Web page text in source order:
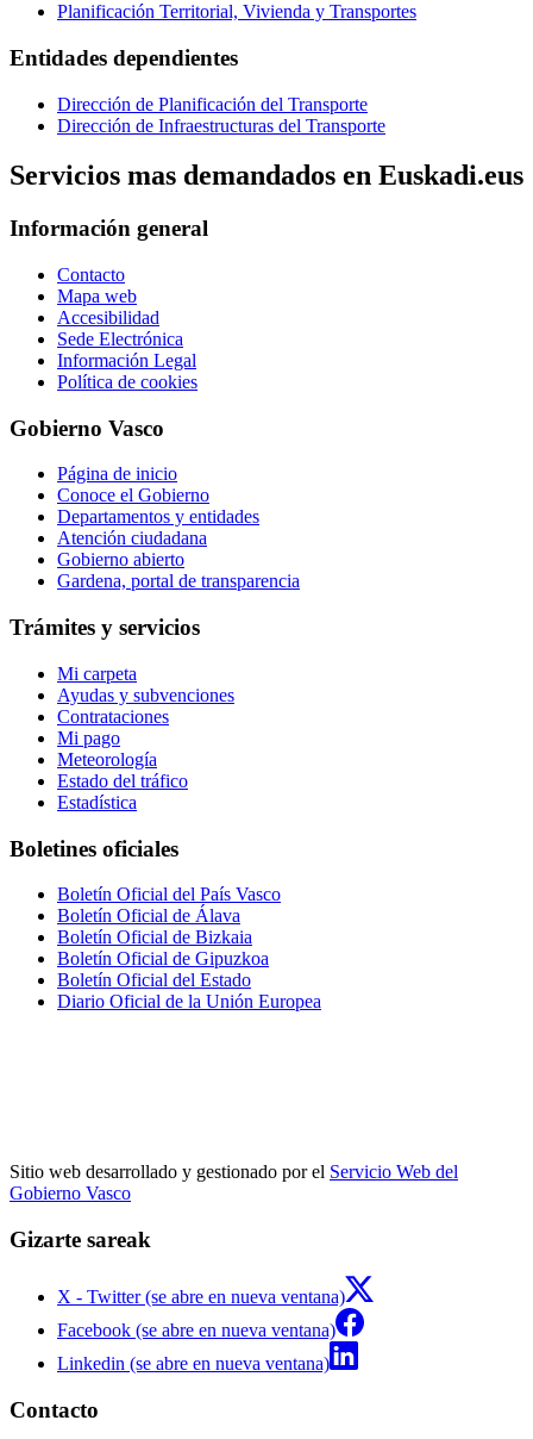
Planificación Territorial, Vivienda y Transportes
Entidades dependientes
Dirección de Planificación del Transporte
Dirección de Infraestructuras del Transporte
Servicios mas demandados en Euskadi.eus
Información general
Contacto
Mapa web
Accesibilidad
Sede Electrónica
Información Legal
Política de cookies
Gobierno Vasco
Página de inicio
Conoce el Gobierno
Departamentos y entidades
Atención ciudadana
Gobierno abierto
Gardena, portal de transparencia
Trámites y servicios
Mi carpeta
Ayudas y subvenciones
Contrataciones
Mi pago
Meteorología
Estado del tráfico
Estadística
Boletines oficiales
Boletín Oficial del País Vasco
Boletín Oficial de Álava
Boletín Oficial de Bizkaia
Boletín Oficial de Gipuzkoa
Boletín Oficial del Estado
Diario Oficial de la Unión Europea
Sitio web desarrollado y gestionado por el Servicio Web del
Gobierno Vasco
Gizarte sareak
X - Twitter (se abre en nueva ventana)
Facebook (se abre en nueva ventana)
Linkedin (se abre en nueva ventana)
Contacto